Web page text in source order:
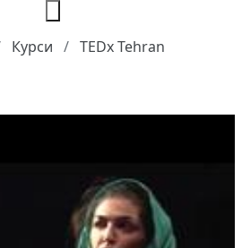
Курси TEDx Tehran